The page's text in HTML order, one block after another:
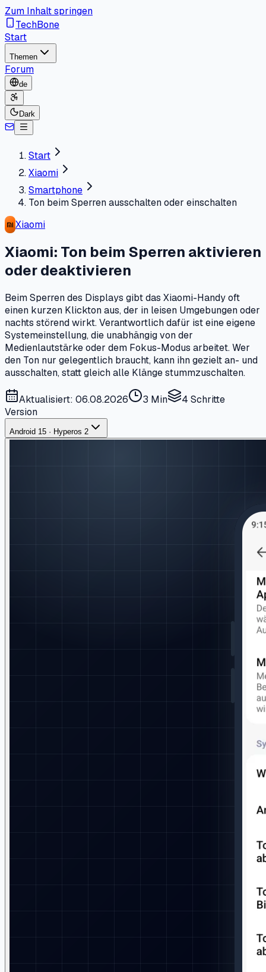
Zum Inhalt springen
TechBone
Start
Themen
Forum
de
Dark
Start
Xiaomi
Smartphone
Ton beim Sperren ausschalten oder einschalten
Xiaomi
Xiaomi: Ton beim Sperren aktivieren
oder deaktivieren
Beim Sperren des Displays gibt das Xiaomi-Handy oft
einen kurzen Klickton aus, der in leisen Umgebungen oder
nachts störend wirkt. Verantwortlich dafür ist eine eigene
Systemeinstellung, die unabhängig von der
Medienlautstärke oder dem Fokus-Modus arbeitet. Wer
den Ton nur gelegentlich braucht, kann ihn gezielt an- und
ausschalten, statt gleich alle Klänge stummzuschalten.
Aktualisiert: 06.08.2026 3 Min 4 Schritte
Version
Android 15 · Hyperos 2